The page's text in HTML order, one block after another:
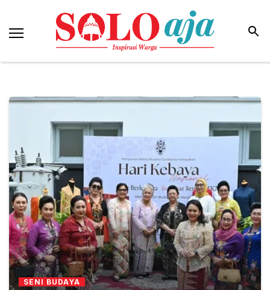
SENI BUDAYA